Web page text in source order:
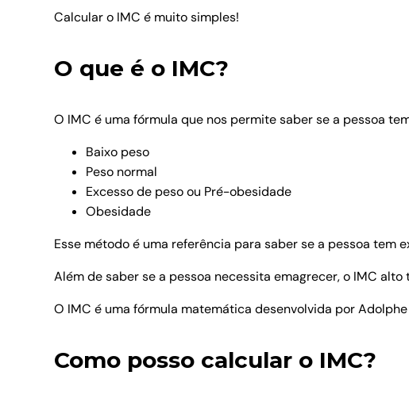
Calcular o IMC é muito simples!
O que é o IMC?
O IMC é uma fórmula que nos permite saber se a pessoa
Baixo peso
Peso normal
Excesso de peso ou Pré-obesidade
Obesidade
Esse método é uma referência para saber se a pessoa tem
Além de saber se a pessoa necessita emagrecer, o IMC
O IMC é uma fórmula matemática desenvolvida por
Como posso calcular o IMC?